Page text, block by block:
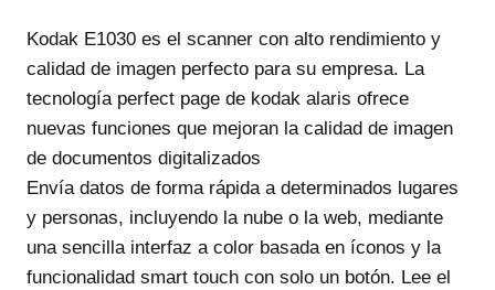
Kodak E1030 es el scanner con alto rendimiento y
calidad de imagen perfecto para su empresa. La
tecnología perfect page de kodak alaris ofrece
nuevas funciones que mejoran la calidad de imagen
de documentos digitalizados
Envía datos de forma rápida a determinados lugares
y personas, incluyendo la nube o la web, mediante
una sencilla interfaz a color basada en íconos y la
funcionalidad smart touch con solo un botón. Lee el